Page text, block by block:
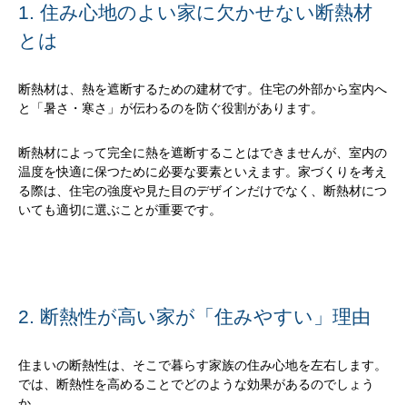
1. 住み心地のよい家に欠かせない断熱材
とは
断熱材は、熱を遮断するための建材です。住宅の外部から室内へ
と「暑さ・寒さ」が伝わるのを防ぐ役割があります。
断熱材によって完全に熱を遮断することはできませんが、室内の
温度を快適に保つために必要な要素といえます。家づくりを考え
る際は、住宅の強度や見た目のデザインだけでなく、断熱材につ
いても適切に選ぶことが重要です。
2. 断熱性が高い家が「住みやすい」理由
住まいの断熱性は、そこで暮らす家族の住み心地を左右します。
では、断熱性を高めることでどのような効果があるのでしょう